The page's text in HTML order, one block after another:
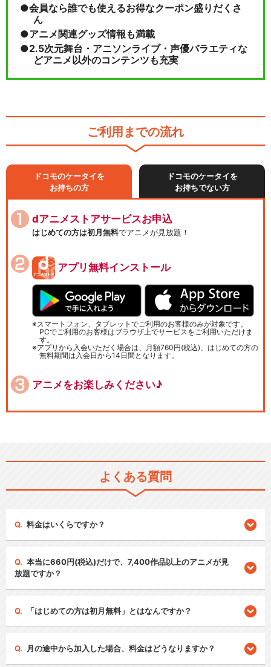
会員なら誰でも使えるお得なクーポン盛りだくさ
ん
アニメ関連グッズ情報も満載
2.5次元舞台・アニソンライブ・声優バラエティな
どアニメ以外のコンテンツも充実
ご利用までの流れ
ドコモのケータイを
お持ちの方
ドコモのケータイを
お持ちでない方
dアニメストアサービスお申込
はじめての方は初月無料でアニメが見放題！
アプリ無料インストール
スマートフォン、タブレットでご利用のお客様のみが対象です。
PCでご利用のお客様はブラウザ上でサービスをご利用いただけま
す。
アプリから入会いただく場合は、月額760円(税込)、はじめての方の
無料期間は入会日から14日間となります。
アニメをお楽しみください♪
よくある質問
料金はいくらですか？
本当に660円(税込)だけで、7,400作品以上のアニメが見
放題ですか？
「はじめての方は初月無料」とはなんですか？
月の途中から加入した場合、料金はどうなりますか？